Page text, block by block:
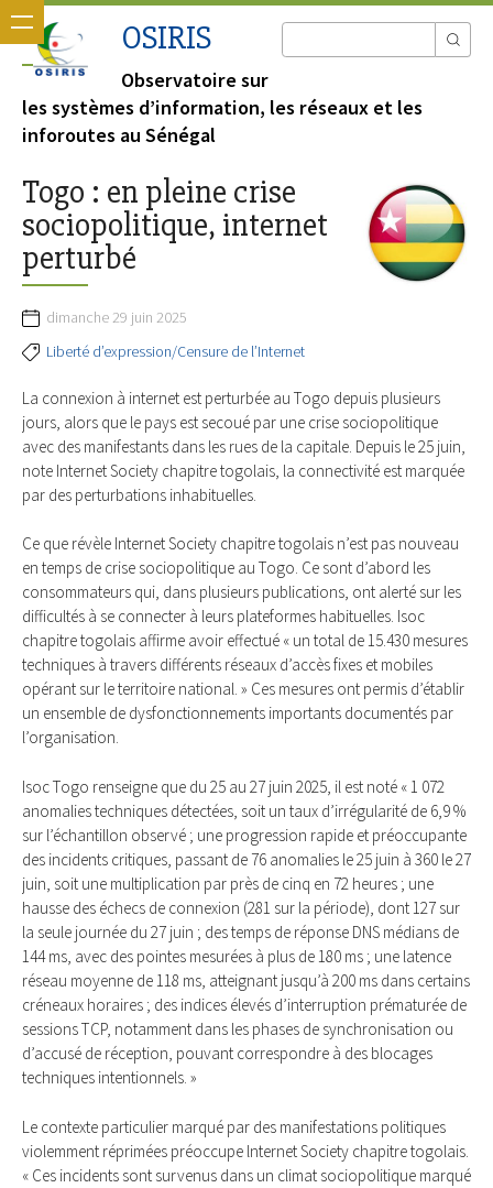
OSIRIS
Observatoire sur
les systèmes d’information, les réseaux et les
inforoutes au Sénégal
Togo : en pleine crise
sociopolitique, internet
perturbé
dimanche 29 juin 2025
Liberté d’expression/Censure de l’Internet
La connexion à internet est perturbée au Togo depuis plusieurs
jours, alors que le pays est secoué par une crise sociopolitique
avec des manifestants dans les rues de la capitale. Depuis le 25 juin,
note Internet Society chapitre togolais, la connectivité est marquée
par des perturbations inhabituelles.
Ce que révèle Internet Society chapitre togolais n’est pas nouveau
en temps de crise sociopolitique au Togo. Ce sont d’abord les
consommateurs qui, dans plusieurs publications, ont alerté sur les
difficultés à se connecter à leurs plateformes habituelles. Isoc
chapitre togolais affirme avoir effectué « un total de 15.430 mesures
techniques à travers différents réseaux d’accès fixes et mobiles
opérant sur le territoire national. » Ces mesures ont permis d’établir
un ensemble de dysfonctionnements importants documentés par
l’organisation.
Isoc Togo renseigne que du 25 au 27 juin 2025, il est noté « 1 072
anomalies techniques détectées, soit un taux d’irrégularité de 6,9 %
sur l’échantillon observé ; une progression rapide et préoccupante
des incidents critiques, passant de 76 anomalies le 25 juin à 360 le 27
juin, soit une multiplication par près de cinq en 72 heures ; une
hausse des échecs de connexion (281 sur la période), dont 127 sur
la seule journée du 27 juin ; des temps de réponse DNS médians de
144 ms, avec des pointes mesurées à plus de 180 ms ; une latence
réseau moyenne de 118 ms, atteignant jusqu’à 200 ms dans certains
créneaux horaires ; des indices élevés d’interruption prématurée de
sessions TCP, notamment dans les phases de synchronisation ou
d’accusé de réception, pouvant correspondre à des blocages
techniques intentionnels. »
Le contexte particulier marqué par des manifestations politiques
violemment réprimées préoccupe lnternet Society chapitre togolais.
« Ces incidents sont survenus dans un climat sociopolitique marqué